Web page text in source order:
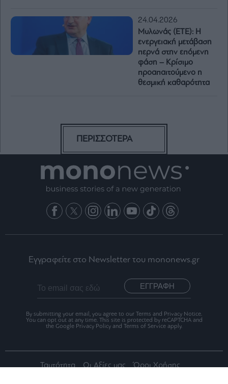
24.04.2026
Μυλωνάς (ΕΤΕ): Η
ενεργειακή μετάβαση
περνά στην επόμενη
φάση – Κρίσιμο
προαπαιτούμενο η
θεσμική καθαρότητα
ΠΕΡΙΣΣΟΤΕΡΑ
Εγγραφείτε στο Newsletter του mononews.gr
ΕΓΓΡΑΦΗ
By submitting your email, you agree to our Terms and Privacy Notice.
You can opt out at any time. This site is protected by reCAPTCHA and
the Google Privacy Policy and Terms of Service apply.
Ταυτότητα Οι Αξίες μας Όροι Χρήσης